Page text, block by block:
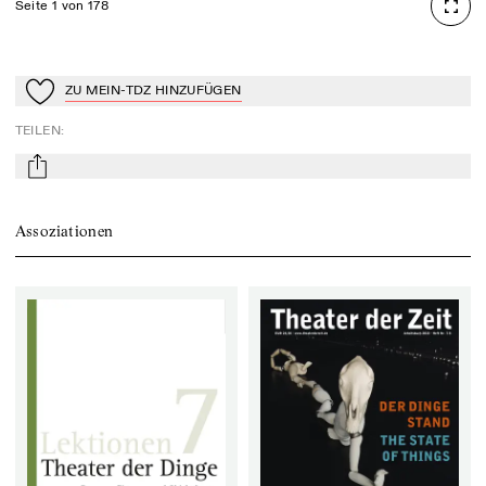
Seite 1 von 178
Zu Mein-TdZ hinzufügen
ZU MEIN-TDZ HINZUFÜGEN
TEILEN:
mail
Assoziationen